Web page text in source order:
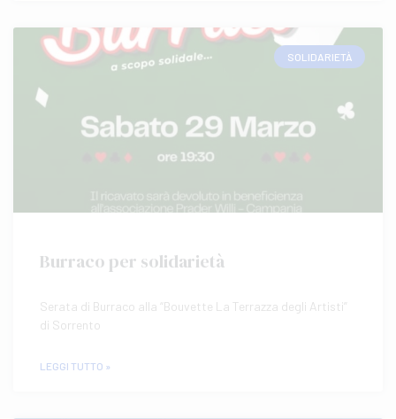
SOLIDARIETÀ
Burraco per solidarietà
Serata di Burraco alla “Bouvette La Terrazza degli Artisti”
di Sorrento
LEGGI TUTTO »